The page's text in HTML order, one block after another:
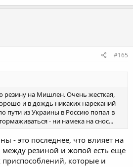
#165
резину на Мишлен. Очень жесткая,
и в дождь никаких нареканий
пути из Украины в Россию попал в
- ни намека на снос...
- это последнее, что влияет на
между резиной и жопой есть еще
которые и